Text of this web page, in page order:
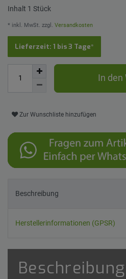
Inhalt 1 Stück
* inkl. MwSt. zzgl. Versandkosten
Lieferzeit: 1 bis 3 Tage*
In
Zur Wunschliste hinzufügen
Beschreibung
Herstellerinformationen (GPSR)
Beschreibung